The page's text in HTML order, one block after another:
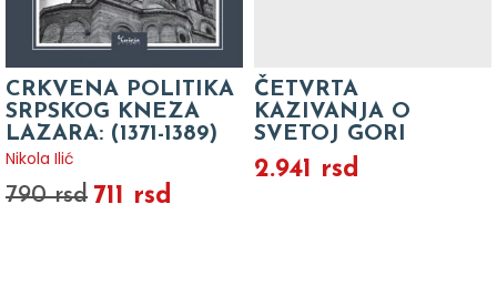
CRKVENA POLITIKA
SRPSKOG KNEZA
LAZARA: (1371-1389)
Nikola Ilić
790 rsd 711 rsd
ČETVRTA
KAZIVANJA O
SVETOJ GORI
2.941 rsd